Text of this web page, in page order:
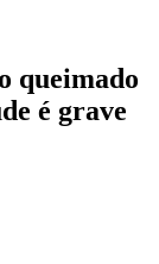
queimado
é grave